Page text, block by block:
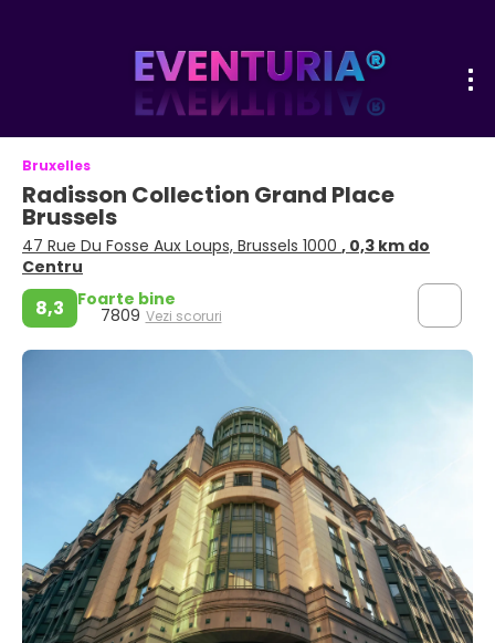
Bruxelles
Radisson Collection Grand Place
Brussels
47 Rue Du Fosse Aux Loups, Brussels 1000 , 0,3 km do
Centru
8,3 Foarte bine
7809 Vezi scoruri